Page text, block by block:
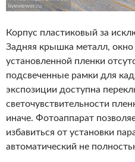
Корпус пластиковый за
Задняя крышка металл,
установленной пленки
подсвеченные рамки для
экспозиции доступна
светочувствительности
иначе. Фотоаппарат
избавиться от установки
автоматический не